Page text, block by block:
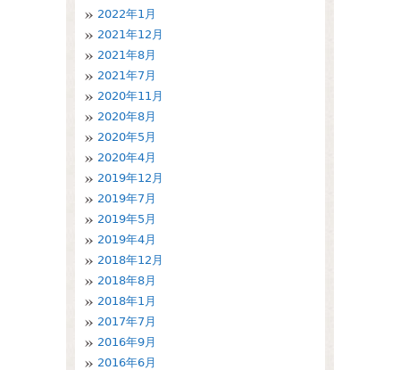
2022年1月
2021年12月
2021年8月
2021年7月
2020年11月
2020年8月
2020年5月
2020年4月
2019年12月
2019年7月
2019年5月
2019年4月
2018年12月
2018年8月
2018年1月
2017年7月
2016年9月
2016年6月